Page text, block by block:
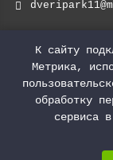
Москва ул.
ТЦ Парк 11
2 Этаж
Ежедневно
С 10.00 до
К сайту
Метрика,
обработку
сервиса